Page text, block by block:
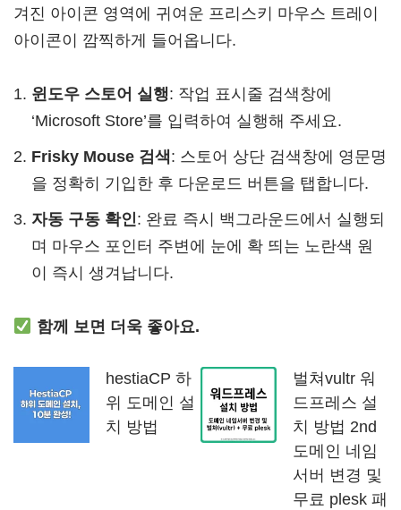
겨진 아이콘 영역에 귀여운 프리스키 마우스 트레이
아이콘이 깜찍하게 들어옵니다.
윈도우 스토어 실행: 작업 표시줄 검색창에
‘Microsoft Store’를 입력하여 실행해 주세요.
Frisky Mouse 검색: 스토어 상단 검색창에 영문명
을 정확히 기입한 후 다운로드 버튼을 탭합니다.
자동 구동 확인: 완료 즉시 백그라운드에서 실행되
며 마우스 포인터 주변에 눈에 확 띄는 노란색 원
이 즉시 생겨납니다.
함께 보면 더욱 좋아요.
hestiaCP 하
위 도메인 설
치 방법
벌쳐vultr 워
드프레스 설
치 방법 2nd
도메인 네임
서버 변경 및
무료 plesk 패